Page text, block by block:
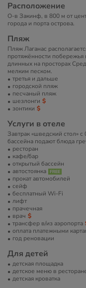
Расположение
О-в Закинф, в 800 м от
города и порта острова.
Пляж
Пляж Лаганас
протяжённости побережья
длинных на просторах
мелким песком.
третья и дальше
городской пляж
песчаный пляж
шезлонги
зонтики
Услуги в отеле
Завтрак «шведский стол»
бассейна подают блюда
ресторан
кафе/бар
открытый бассейн
автостоянка
прокат автомобилей
сейф
бесплатный Wi-Fi
лифт
прачечная
врач
трансфер в/из аэропорта
оплата платежными
год реновации
Для детей
детская площадка
детское меню в
детская кроватка